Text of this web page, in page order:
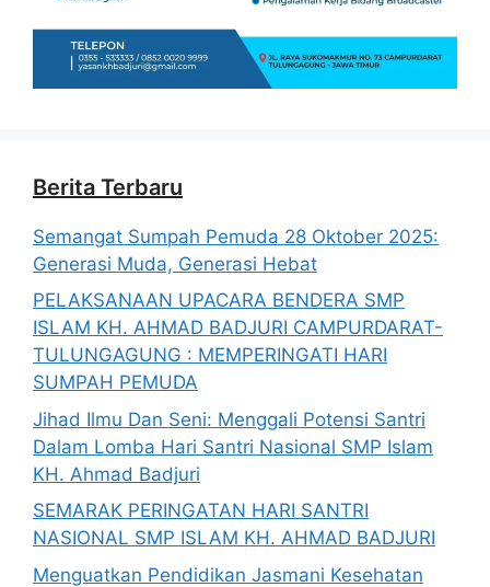
Berita Terbaru
Semangat Sumpah Pemuda 28 Oktober 2025:
Generasi Muda, Generasi Hebat
PELAKSANAAN UPACARA BENDERA SMP
ISLAM KH. AHMAD BADJURI CAMPURDARAT-
TULUNGAGUNG : MEMPERINGATI HARI
SUMPAH PEMUDA
Jihad Ilmu Dan Seni: Menggali Potensi Santri
Dalam Lomba Hari Santri Nasional SMP Islam
KH. Ahmad Badjuri
SEMARAK PERINGATAN HARI SANTRI
NASIONAL SMP ISLAM KH. AHMAD BADJURI
Menguatkan Pendidikan Jasmani Kesehatan